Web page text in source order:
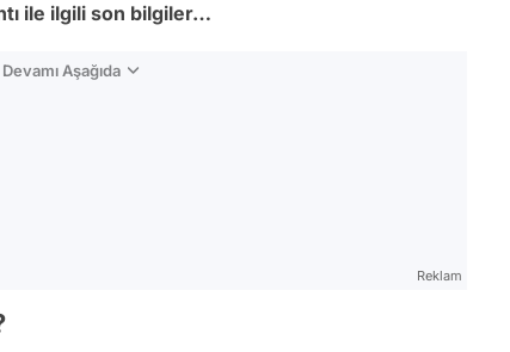
ile ilgili son bilgiler…
Aşağıda
Reklam